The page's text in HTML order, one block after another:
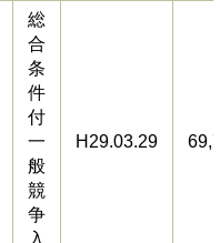
総
合
条
件
付
一
般
競
争
入
H29.03.29